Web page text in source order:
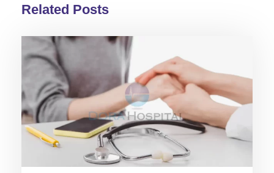
Related Posts